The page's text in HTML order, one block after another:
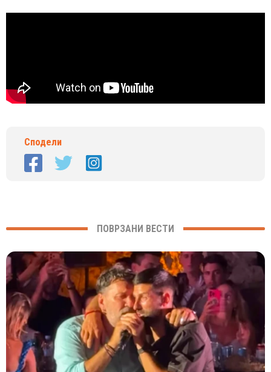
Сподели
ПОВРЗАНИ ВЕСТИ